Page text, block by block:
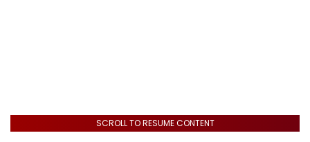
SCROLL TO RESUME CONTENT